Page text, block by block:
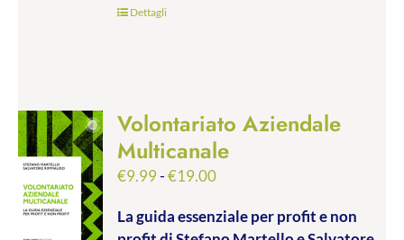
Dettagli
Volontariato Aziendale
Multicanale
€9.99-€19.00Fascia
prezzo:
La guida essenziale per profit e non